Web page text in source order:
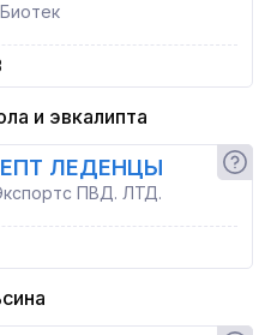
и эвкалипта
ЛЕДЕНЦЫ
ПВД. ЛТД.